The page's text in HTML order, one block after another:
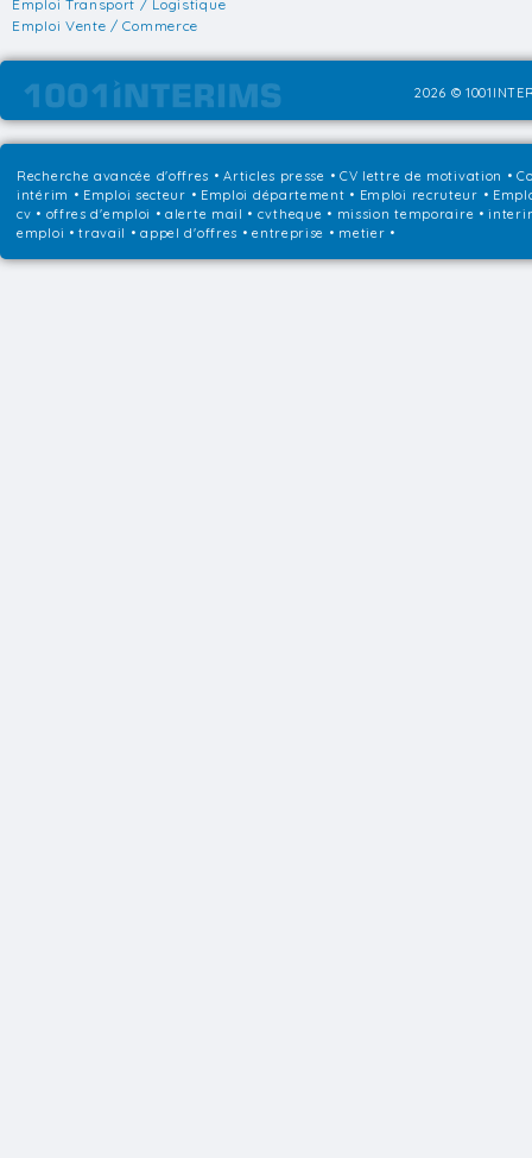
Emploi Transport / Logistique
Emploi Vente / Commerce
2026 ©
Recherche avancée d'offres •Articles presse • CV lettre de motivation •
intérim • Emploi secteur • Emploi département • Emploi recruteur •
cv • offres d'emploi • alerte mail • cvtheque • mission temporaire •
emploi • travail • appel d'offres • entreprise • metier •